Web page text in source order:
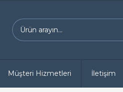
Müşteri Hizmetleri İletişim